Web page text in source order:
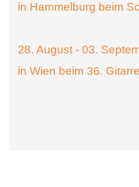
in Hammelburg beim
28. August - 03.
in Wien beim 36.